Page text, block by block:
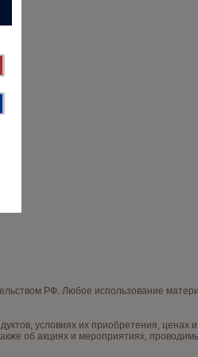
РФ. Любое использование
условиях их приобретения, ценах и
об акциях и мероприятиях,